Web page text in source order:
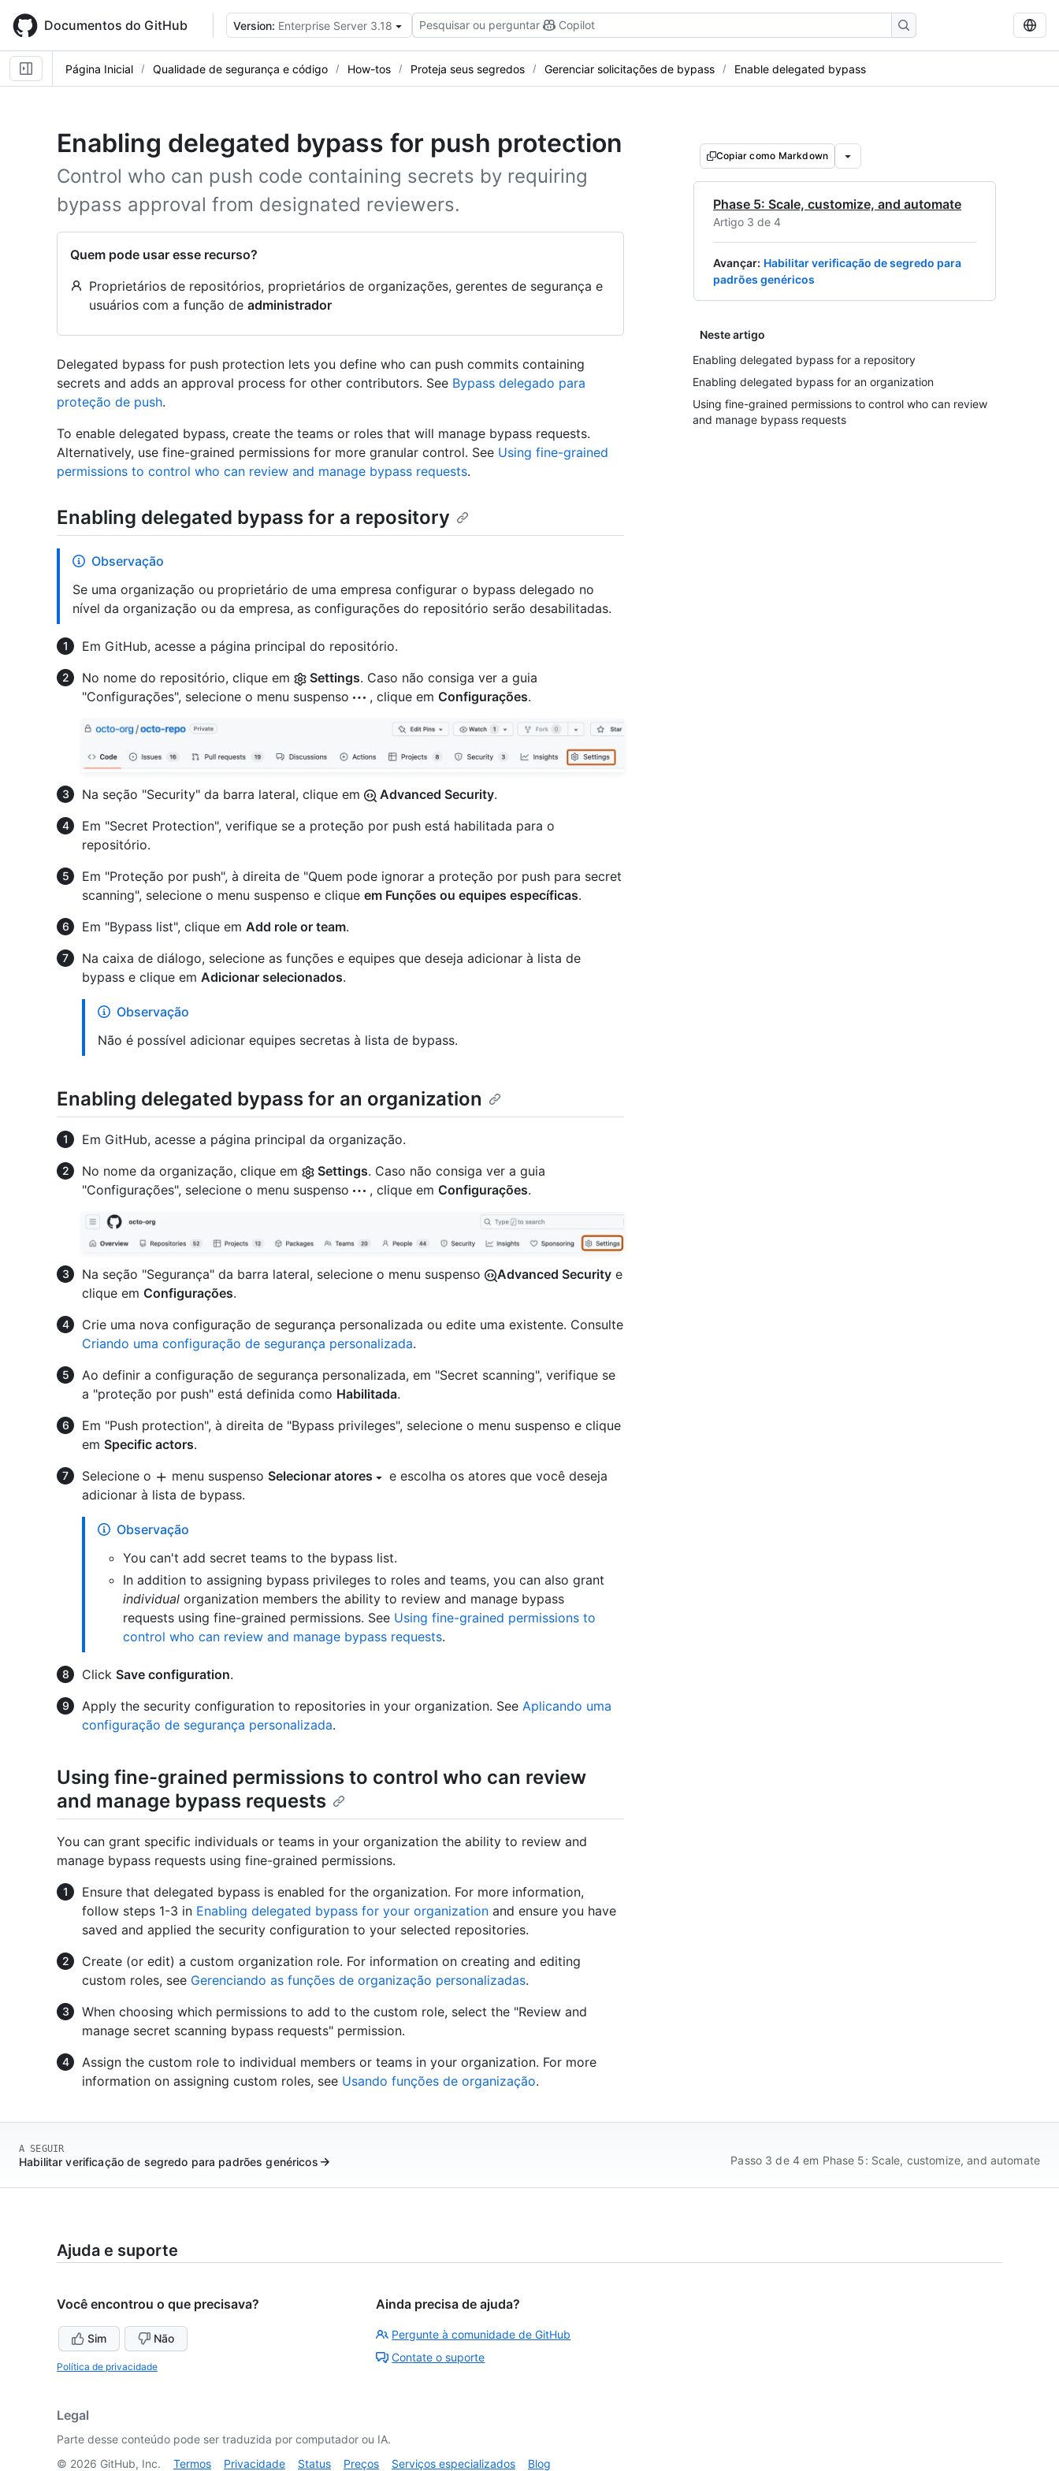
main
content
Documentos do GitHub Version: Enterprise Server 3.18 Pesquisar ou perguntar Copilot
Página Inicial Qualidade de segurança e código How-tos Proteja seus segredos Gerenciar solicitações de bypass Enable delegated bypass
Enabling delegated bypass for push protection
Control who can push code containing secrets by requiring
bypass approval from designated reviewers.
Quem pode usar esse recurso?
Proprietários de repositórios, proprietários de organizações, gerentes de segurança e
usuários com a função de administrador
Copiar como Markdown
Phase 5: Scale, customize, and automate
Artigo 3 de 4
Avançar: Habilitar verificação de segredo para
padrões genéricos
Neste artigo
Enabling delegated bypass for a repository
Enabling delegated bypass for an organization
Using fine-grained permissions to control who can review
and manage bypass requests
Delegated bypass for push protection lets you define who can push commits containing
secrets and adds an approval process for other contributors. See Bypass delegado para
proteção de push.
To enable delegated bypass, create the teams or roles that will manage bypass requests.
Alternatively, use fine-grained permissions for more granular control. See Using fine-grained
permissions to control who can review and manage bypass requests.
Enabling delegated bypass for a repository
Observação
Se uma organização ou proprietário de uma empresa configurar o bypass delegado no
nível da organização ou da empresa, as configurações do repositório serão desabilitadas.
Em GitHub, acesse a página principal do repositório.
No nome do repositório, clique em
Settings. Caso não consiga ver a guia
"Configurações", selecione o menu suspenso
, clique em Configurações.
Na seção "Security" da barra lateral, clique em Advanced Security.
Em "Secret Protection", verifique se a proteção por push está habilitada para o
repositório.
Em "Proteção por push", à direita de "Quem pode ignorar a proteção por push para secret
scanning", selecione o menu suspenso e clique em Funções ou equipes específicas.
Em "Bypass list", clique em Add role or team.
Na caixa de diálogo, selecione as funções e equipes que deseja adicionar à lista de
bypass e clique em Adicionar selecionados.
Observação
Não é possível adicionar equipes secretas à lista de bypass.
Enabling delegated bypass for an organization
Em GitHub, acesse a página principal da organização.
No nome da organização, clique em
Settings. Caso não consiga ver a guia
"Configurações", selecione o menu suspenso
, clique em Configurações.
Na seção "Segurança" da barra lateral, selecione o menu suspenso Advanced Security e
clique em Configurações.
Crie uma nova configuração de segurança personalizada ou edite uma existente. Consulte
Criando uma configuração de segurança personalizada.
Ao definir a configuração de segurança personalizada, em "Secret scanning", verifique se
a "proteção por push" está definida como Habilitada.
Em "Push protection", à direita de "Bypass privileges", selecione o menu suspenso e clique
em Specific actors.
Selecione o
menu suspenso Selecionar atores
e escolha os atores que você deseja
adicionar à lista de bypass.
Observação
You can't add secret teams to the bypass list.
In addition to assigning bypass privileges to roles and teams, you can also grant
individual organization members the ability to review and manage bypass
requests using fine-grained permissions. See Using fine-grained permissions to
control who can review and manage bypass requests.
Click Save configuration.
Apply the security configuration to repositories in your organization. See Aplicando uma
configuração de segurança personalizada.
Using fine-grained permissions to control who can review
and manage bypass requests
You can grant specific individuals or teams in your organization the ability to review and
manage bypass requests using fine-grained permissions.
Ensure that delegated bypass is enabled for the organization. For more information,
follow steps 1-3 in Enabling delegated bypass for your organization and ensure you have
saved and applied the security configuration to your selected repositories.
Create (or edit) a custom organization role. For information on creating and editing
custom roles, see Gerenciando as funções de organização personalizadas.
When choosing which permissions to add to the custom role, select the "Review and
manage secret scanning bypass requests" permission.
Assign the custom role to individual members or teams in your organization. For more
information on assigning custom roles, see Usando funções de organização.
A SEGUIR
Habilitar verificação de segredo para padrões genéricos Passo 3 de 4 em Phase 5: Scale, customize, and automate
Ajuda e suporte
Você encontrou o que precisava?
Sim Não
Política de privacidade
Ainda precisa de ajuda?
Pergunte à comunidade de GitHub
Contate o suporte
Legal
Parte desse conteúdo pode ser traduzida por computador ou IA.
© 2026 GitHub, Inc. Termos Privacidade Status Preços Serviços especializados Blog